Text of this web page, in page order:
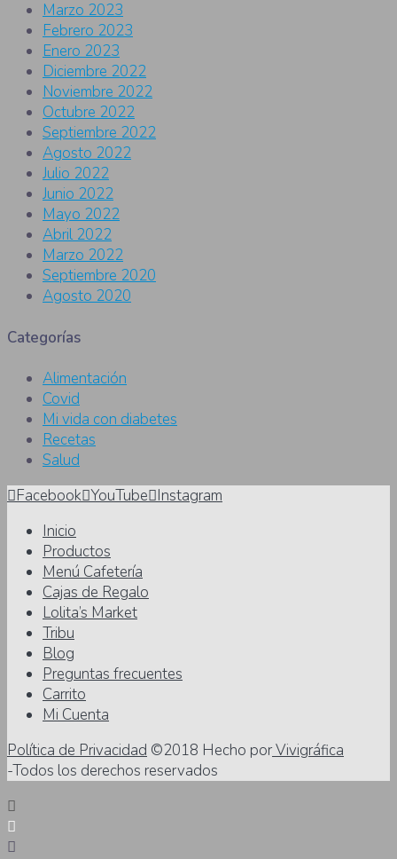
Marzo 2023
Febrero 2023
Enero 2023
Diciembre 2022
Noviembre 2022
Octubre 2022
Septiembre 2022
Agosto 2022
Julio 2022
Junio 2022
Mayo 2022
Abril 2022
Marzo 2022
Septiembre 2020
Agosto 2020
Categorías
Alimentación
Covid
Mi vida con diabetes
Recetas
Salud
Facebook YouTube Instagram
Inicio
Productos
Menú Cafetería
Cajas de Regalo
Lolita’s Market
Tribu
Blog
Preguntas frecuentes
Carrito
Mi Cuenta
Política de Privacidad ©2018 Hecho porVivigráfica
-Todos los derechos reservados